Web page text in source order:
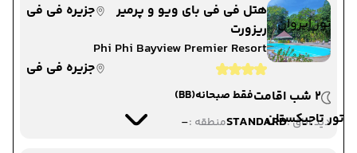
تور ایروان
تور تاجیکستان
هتل فی فی بای ویو و پرمیر
ریزورت
جزیره فی فی
Phi Phi Bayview Premier Resort
جزیره فی فی
2 شب اقامت
فقط صبحانه(BB)
دید اتاق :STANDARDمنطقه :-